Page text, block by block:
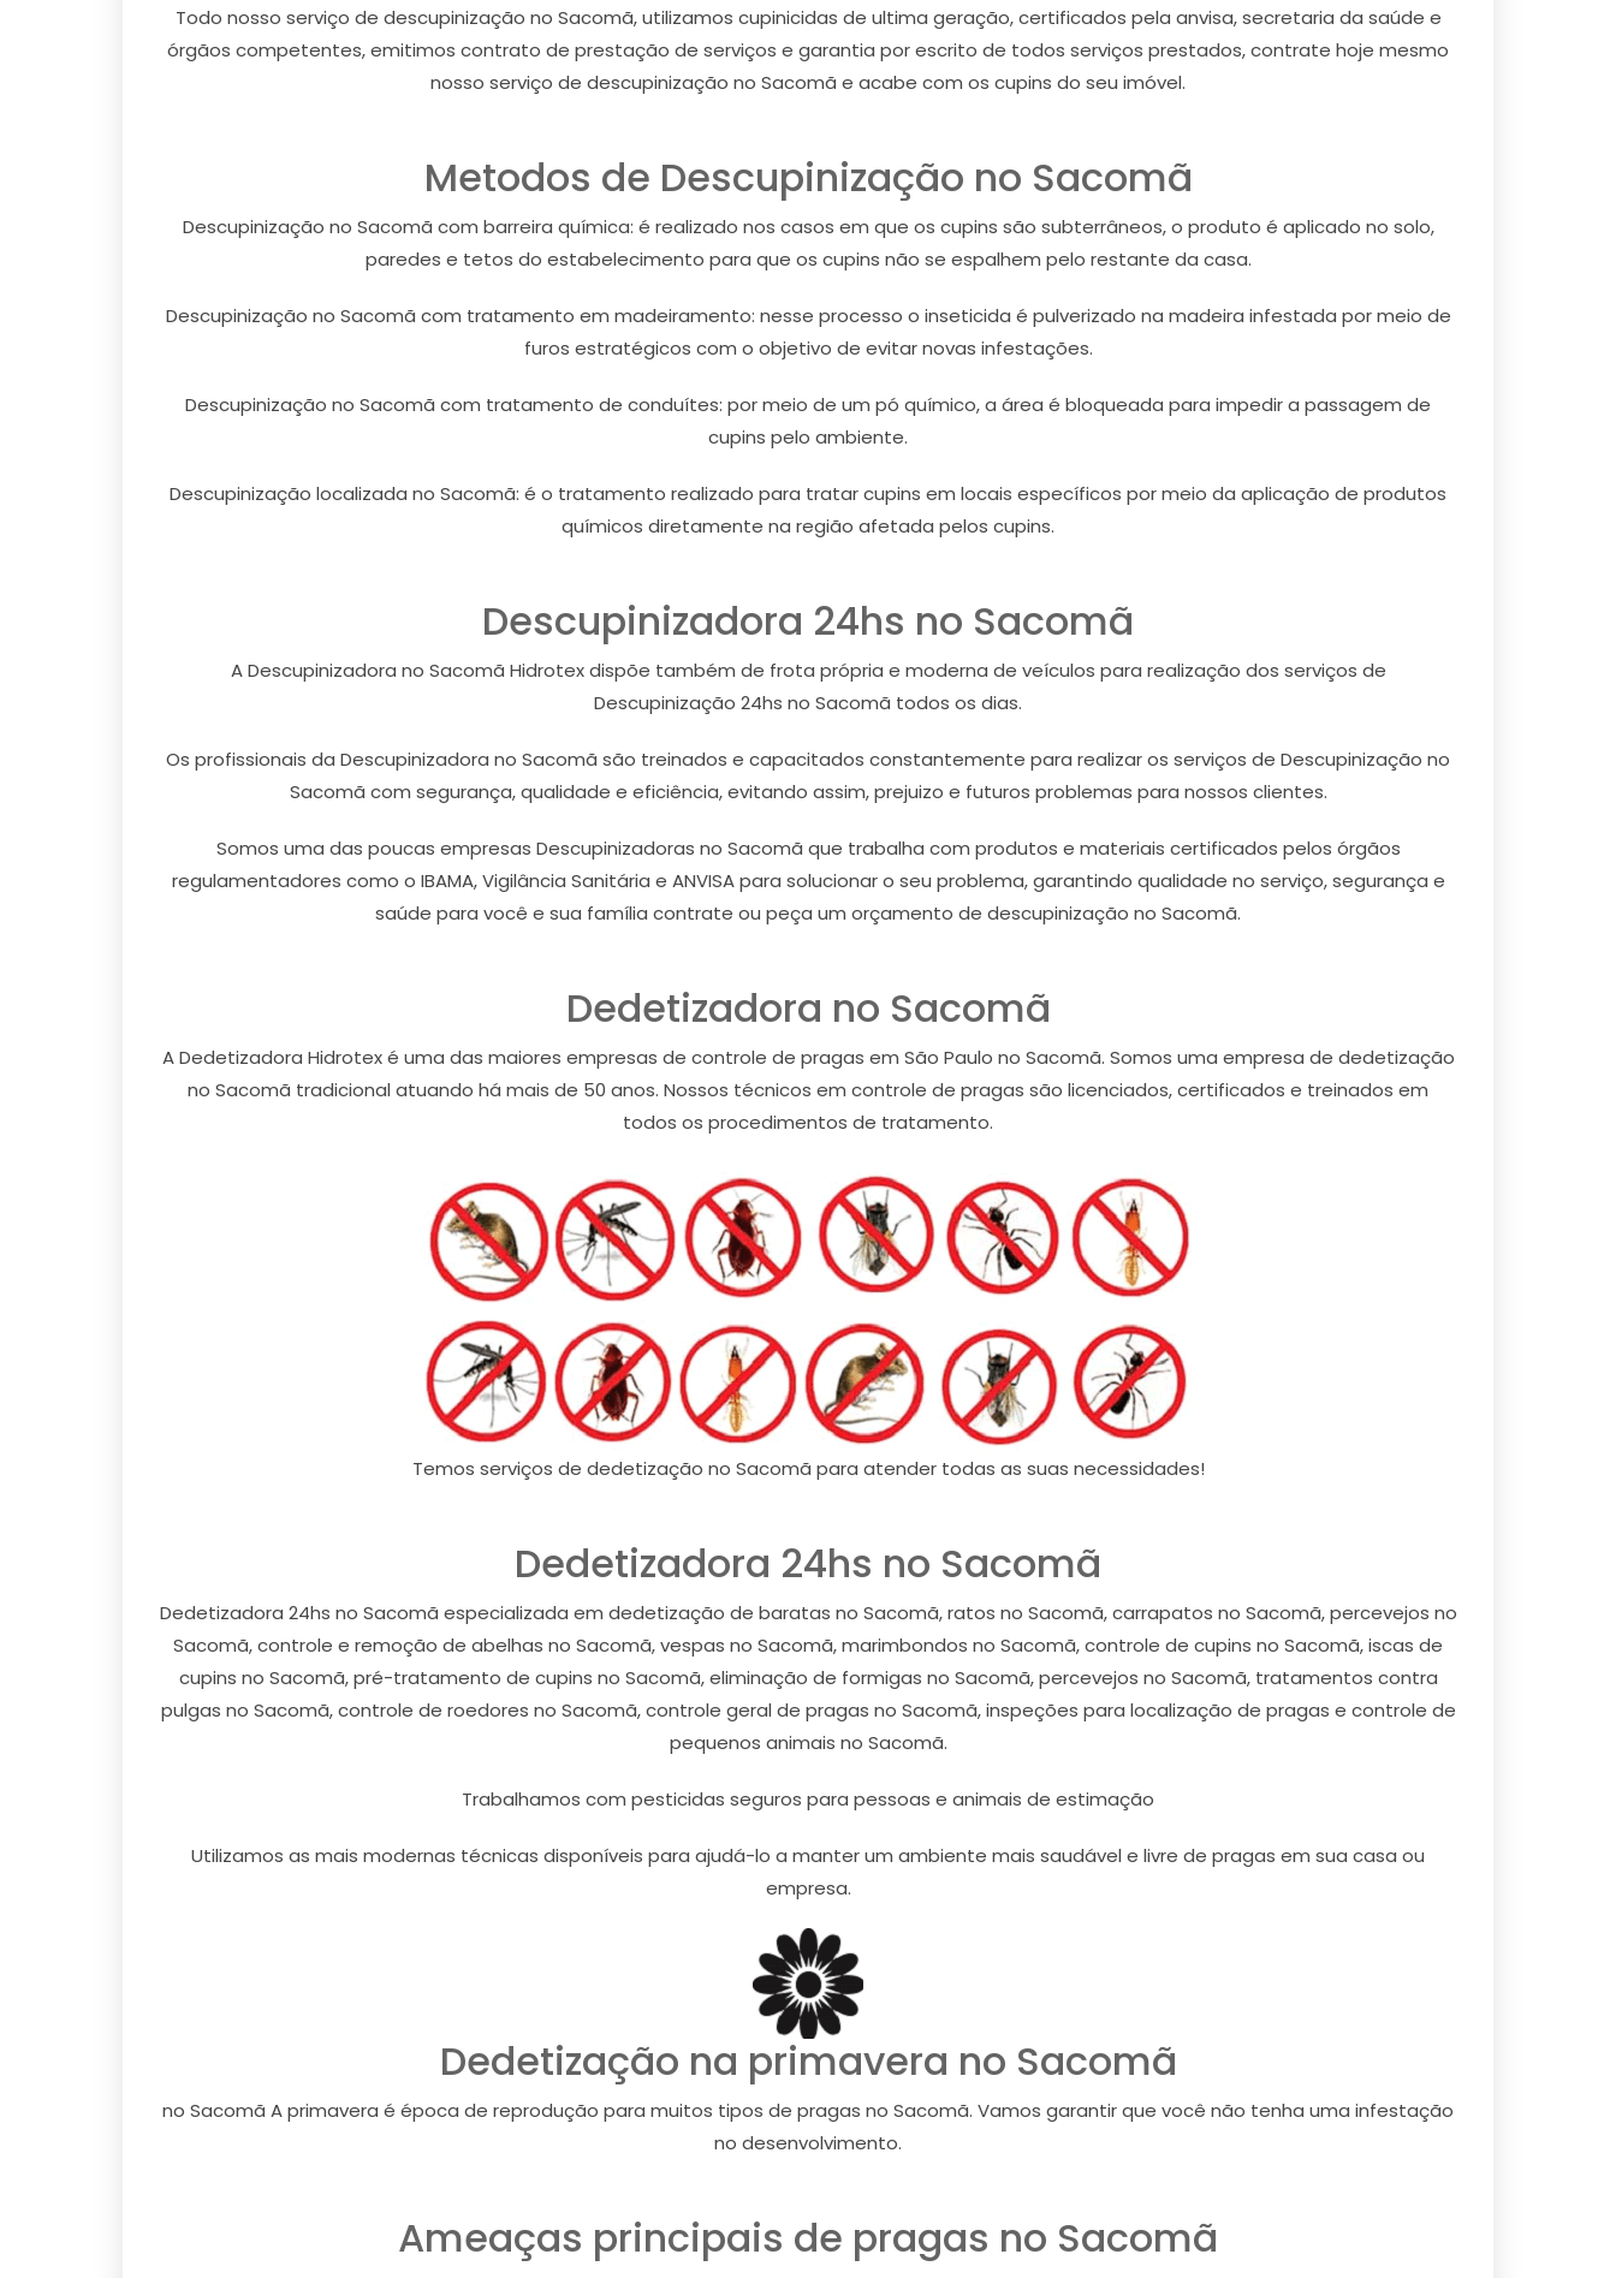
Todo nosso serviço de descupinização no Sacomã, utilizamos cupinicidas de ultima geração, certificados pela anvisa, secretaria da saúde e
órgãos competentes, emitimos contrato de prestação de serviços e garantia por escrito de todos serviços prestados, contrate hoje mesmo
nosso serviço de descupinização no Sacomã e acabe com os cupins do seu imóvel.
Metodos de Descupinização no Sacomã
Descupinização no Sacomã com barreira química: é realizado nos casos em que os cupins são subterrâneos, o produto é aplicado no solo,
paredes e tetos do estabelecimento para que os cupins não se espalhem pelo restante da casa.
Descupinização no Sacomã com tratamento em madeiramento: nesse processo o inseticida é pulverizado na madeira infestada por meio de
furos estratégicos com o objetivo de evitar novas infestações.
Descupinização no Sacomã com tratamento de conduítes: por meio de um pó químico, a área é bloqueada para impedir a passagem de
cupins pelo ambiente.
Descupinização localizada no Sacomã: é o tratamento realizado para tratar cupins em locais específicos por meio da aplicação de produtos
químicos diretamente na região afetada pelos cupins.
Descupinizadora 24hs no Sacomã
A Descupinizadora no Sacomã Hidrotex dispõe também de frota própria e moderna de veículos para realização dos serviços de
Descupinização 24hs no Sacomã todos os dias.
Os profissionais da Descupinizadora no Sacomã são treinados e capacitados constantemente para realizar os serviços de Descupinização no
Sacomã com segurança, qualidade e eficiência, evitando assim, prejuizo e futuros problemas para nossos clientes.
Somos uma das poucas empresas Descupinizadoras no Sacomã que trabalha com produtos e materiais certificados pelos órgãos
regulamentadores como o IBAMA, Vigilância Sanitária e ANVISA para solucionar o seu problema, garantindo qualidade no serviço, segurança e
saúde para você e sua família contrate ou peça um orçamento de descupinização no Sacomã.
Dedetizadora no Sacomã
A Dedetizadora Hidrotex é uma das maiores empresas de controle de pragas em São Paulo no Sacomã. Somos uma empresa de dedetização
no Sacomã tradicional atuando há mais de 50 anos. Nossos técnicos em controle de pragas são licenciados, certificados e treinados em
todos os procedimentos de tratamento.
Temos serviços de dedetização no Sacomã para atender todas as suas necessidades!
Dedetizadora 24hs no Sacomã
Dedetizadora 24hs no Sacomã especializada em dedetização de baratas no Sacomã, ratos no Sacomã, carrapatos no Sacomã, percevejos no
Sacomã, controle e remoção de abelhas no Sacomã, vespas no Sacomã, marimbondos no Sacomã, controle de cupins no Sacomã, iscas de
cupins no Sacomã, pré-tratamento de cupins no Sacomã, eliminação de formigas no Sacomã, percevejos no Sacomã, tratamentos contra
pulgas no Sacomã, controle de roedores no Sacomã, controle geral de pragas no Sacomã, inspeções para localização de pragas e controle de
pequenos animais no Sacomã.
Trabalhamos com pesticidas seguros para pessoas e animais de estimação
Utilizamos as mais modernas técnicas disponíveis para ajudá-lo a manter um ambiente mais saudável e livre de pragas em sua casa ou
empresa.
Dedetização na primavera no Sacomã
no Sacomã A primavera é época de reprodução para muitos tipos de pragas no Sacomã. Vamos garantir que você não tenha uma infestação
no desenvolvimento.
Ameaças principais de pragas no Sacomã